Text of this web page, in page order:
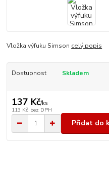
Vložka výfuku Simson celý popis
Dostupnost Skladem
137 Kč/ks
113 Kč bez DPH
Přidat do